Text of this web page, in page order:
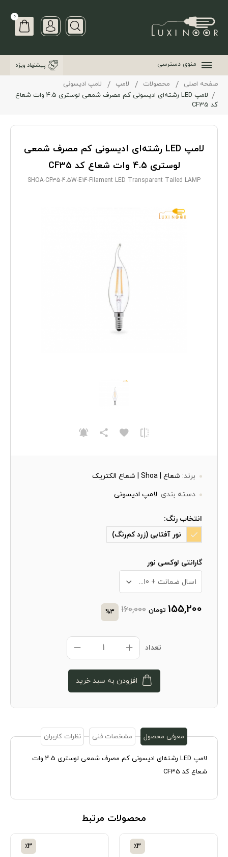
0
منوی دسترسی پیشنهاد ویژه
صفحه اصلی محصولات لامپ
لامپ ادیسونی
لامپ LED رشته‌ای ادیسونی کم مصرف شمعی لوستری 4.5 وات شعاع
کد CF35
لامپ LED رشته‌ای ادیسونی کم مصرف شمعی
لوستری 4.5 وات شعاع کد CF35
SHOA-CF35-4.5W-E14-Filament LED Transparent Tailed LAMP
برند: شعاع | Shoa | شعاع الکتریک
دسته بندی: لامپ ادیسونی
انتخاب رنگ:
نور آفتابی (زرد کم‌رنگ)
گارانتی لوکسی نور
1سال ضمانت + 10 سال خدمات پس از فروش
155,200 تومان 160,000
%3
تعداد
افزودن به سبد خرید
معرفی محصول مشخصات فنی نظرات کاربران
لامپ LED رشته‌ای ادیسونی کم مصرف شمعی لوستری 4.5 وات
شعاع کد CF35
محصولات مرتبط
٪3 ٪3